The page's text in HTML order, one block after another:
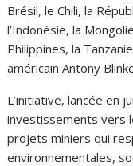
Brésil, le Chili, la
l’Indonésie, la
Philippines, la
américain Antony
L’initiative, lancée en
investissements vers
projets miniers qui
environnementales,